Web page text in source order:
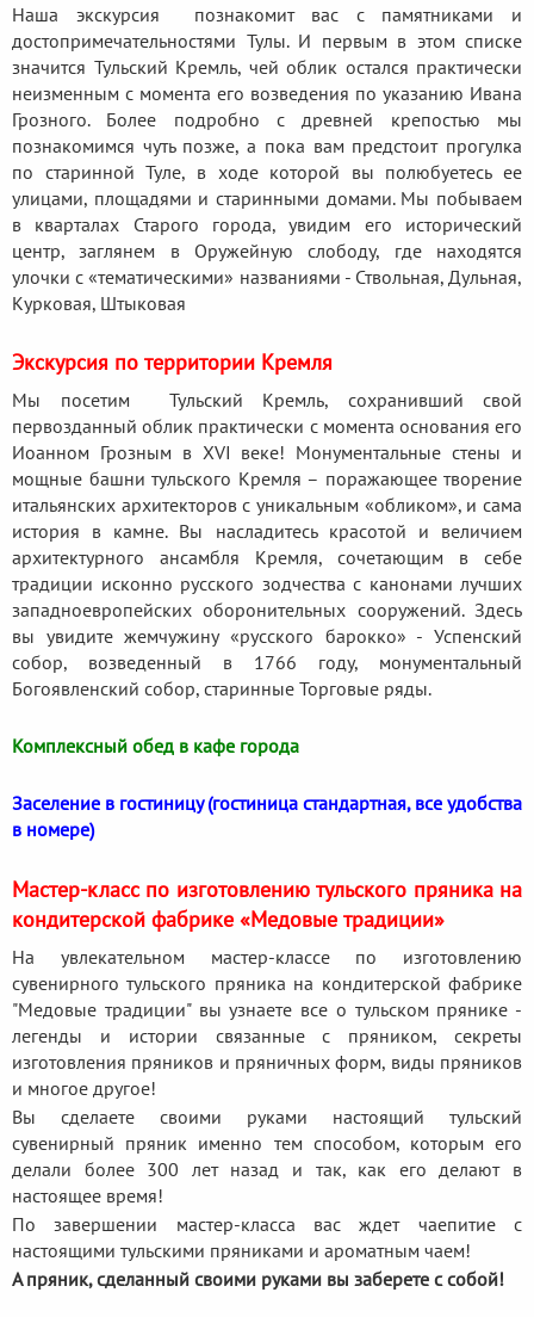
Наша экскурсия познакомит вас с памятниками и
достопримечательностями Тулы. И первым в этом списке
значится Тульский Кремль, чей облик остался практически
неизменным с момента его возведения по указанию Ивана
Грозного. Более подробно с древней крепостью мы
познакомимся чуть позже, а пока вам предстоит прогулка
по старинной Туле, в ходе которой вы полюбуетесь ее
улицами, площадями и старинными домами. Мы побываем
в кварталах Старого города, увидим его исторический
центр, заглянем в Оружейную слободу, где находятся
улочки с «тематическими» названиями - Ствольная, Дульная,
Курковая, Штыковая
Экскурсия по территории Кремля
Мы посетим Тульский Кремль, сохранивший свой
первозданный облик практически с момента основания его
Иоанном Грозным в XVI веке! Монументальные стены и
мощные башни тульского Кремля – поражающее творение
итальянских архитекторов с уникальным «обликом», и сама
история в камне. Вы насладитесь красотой и величием
архитектурного ансамбля Кремля, сочетающим в себе
традиции исконно русского зодчества с канонами лучших
западноевропейских оборонительных сооружений. Здесь
вы увидите жемчужину «русского барокко» - Успенский
собор, возведенный в 1766 году, монументальный
Богоявленский собор, старинные Торговые ряды.
Комплексный обед в кафе города
Заселение в гостиницу (гостиница стандартная, все удобства
в номере)
Мастер-класс по изготовлению тульского пряника на
кондитерской фабрике «Медовые традиции»
На увлекательном мастер-классе по изготовлению
сувенирного тульского пряника на кондитерской фабрике
"Медовые традиции" вы узнаете все о тульском прянике -
легенды и истории связанные с пряником, секреты
изготовления пряников и пряничных форм, виды пряников
и многое другое!
Вы сделаете своими руками настоящий тульский
сувенирный пряник именно тем способом, которым его
делали более 300 лет назад и так, как его делают в
настоящее время!
По завершении мастер-класса вас ждет чаепитие с
настоящими тульскими пряниками и ароматным чаем!
А пряник, сделанный своими руками вы заберете с собой!